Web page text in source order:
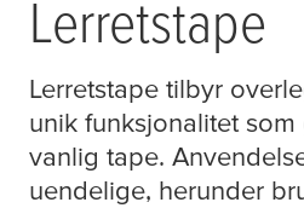
Lerretstape
Lerretstape tilbyr
unik funksjonalitet
vanlig tape.
uendelige, herunder